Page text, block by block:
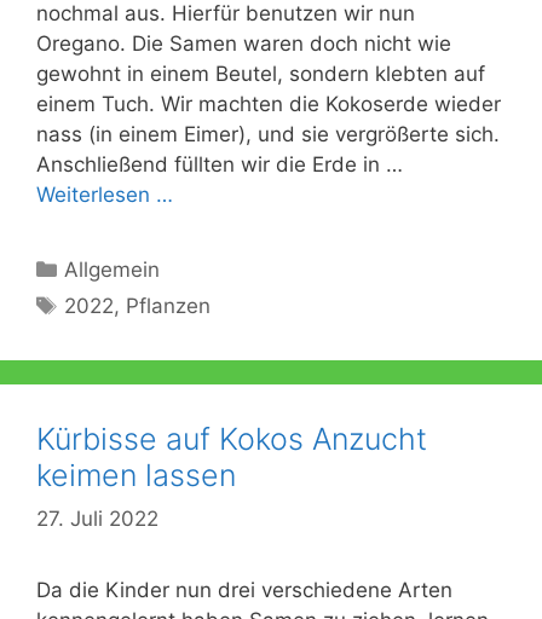
nochmal aus. Hierfür benutzen wir nun
Oregano. Die Samen waren doch nicht wie
gewohnt in einem Beutel, sondern klebten auf
einem Tuch. Wir machten die Kokoserde wieder
nass (in einem Eimer), und sie vergrößerte sich.
Anschließend füllten wir die Erde in …
Weiterlesen …
Kategorien
Allgemein
Schlagwörter
2022, Pflanzen
Kürbisse auf Kokos Anzucht
keimen lassen
27. Juli 2022
Da die Kinder nun drei verschiedene Arten